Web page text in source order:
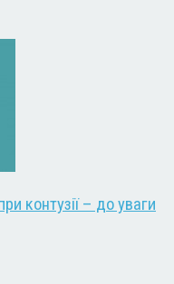
контузії – до уваги